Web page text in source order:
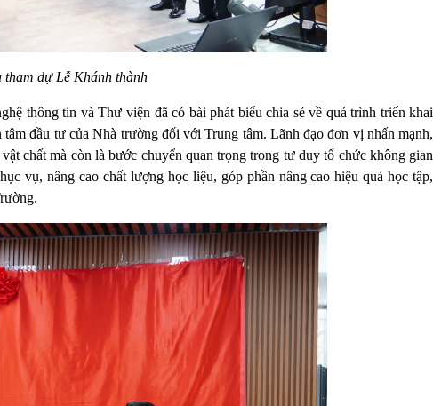
tham dự Lễ Khánh thành
thông tin và Thư viện đã có bài phát biểu chia sẻ về quá trình triển khai
đầu tư của Nhà trường đối với Trung tâm. Lãnh đạo đơn vị nhấn mạnh,
chất mà còn là bước chuyển quan trọng trong tư duy tổ chức không gian
vụ, nâng cao chất lượng học liệu, góp phần nâng cao hiệu quả học tập,